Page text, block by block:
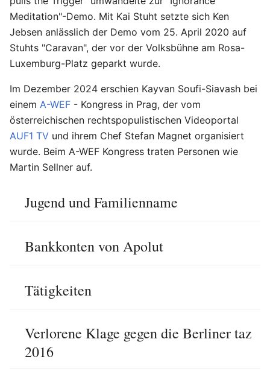
Meditation"-Demo. Mit Kai Stuht setzte sich Ken
Jebsen anlässlich der Demo vom 25. April 2020 auf
Stuhts "Caravan", der vor der Volksbühne am Rosa-
Luxemburg-Platz geparkt wurde.
Im Dezember 2024 erschien Kayvan Soufi-Siavash bei
einem A-WEF - Kongress in Prag, der vom
österreichischen rechtspopulistischen Videoportal
AUF1 TV und ihrem Chef Stefan Magnet organisiert
wurde. Beim A-WEF Kongress traten Personen wie
Martin Sellner auf.
Jugend und Familienname
Bankkonten von Apolut
Tätigkeiten
Verlorene Klage gegen die Berliner taz
2016